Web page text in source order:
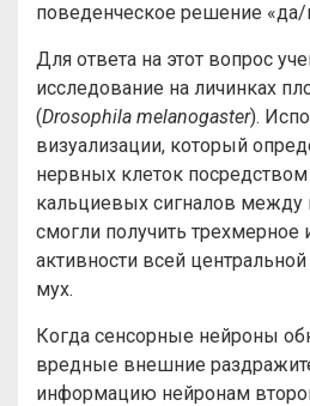
поведенческое решение «да/
Для ответа на этот вопрос
исследование на личинках
(Drosophila melanogaster).
визуализации, который
нервных клеток
кальциевых сигналов между
смогли получить трехмерное
активности всей
мух.
Когда сенсорные нейроны
вредные внешние
информацию нейронам